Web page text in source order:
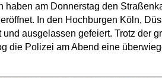
haben am Donnerstag den
In den Hochburgen Köln,
ausgelassen gefeiert. Trotz der
die Polizei am Abend eine